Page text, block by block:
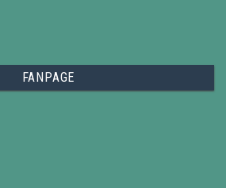
FANPAGE